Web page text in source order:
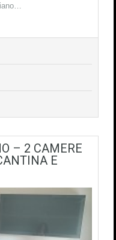
– 2 CAMERE
E